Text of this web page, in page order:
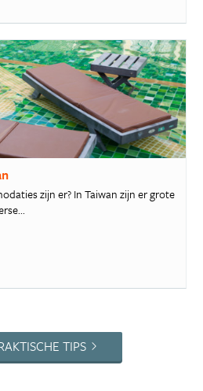
zijn er? In Taiwan zijn er grote
TIPS